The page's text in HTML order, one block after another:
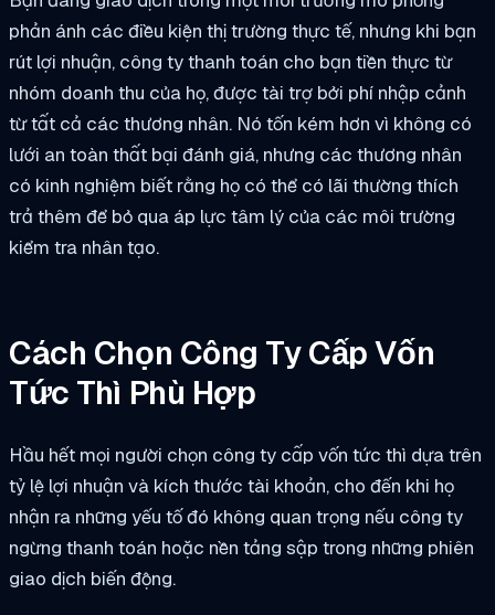
phản ánh các điều kiện thị trường thực tế, nhưng khi bạn
rút lợi nhuận, công ty thanh toán cho bạn tiền thực từ
nhóm doanh thu của họ, được tài trợ bởi phí nhập cảnh
từ tất cả các thương nhân. Nó tốn kém hơn vì không có
lưới an toàn thất bại đánh giá, nhưng các thương nhân
có kinh nghiệm biết rằng họ có thể có lãi thường thích
trả thêm để bỏ qua áp lực tâm lý của các môi trường
kiểm tra nhân tạo.
Cách Chọn Công Ty Cấp Vốn
Tức Thì Phù Hợp
Hầu hết mọi người chọn công ty cấp vốn tức thì dựa trên
tỷ lệ lợi nhuận và kích thước tài khoản, cho đến khi họ
nhận ra những yếu tố đó không quan trọng nếu công ty
ngừng thanh toán hoặc nền tảng sập trong những phiên
giao dịch biến động.